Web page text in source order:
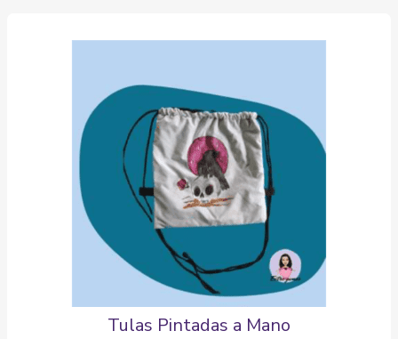
Tulas Pintadas a Mano